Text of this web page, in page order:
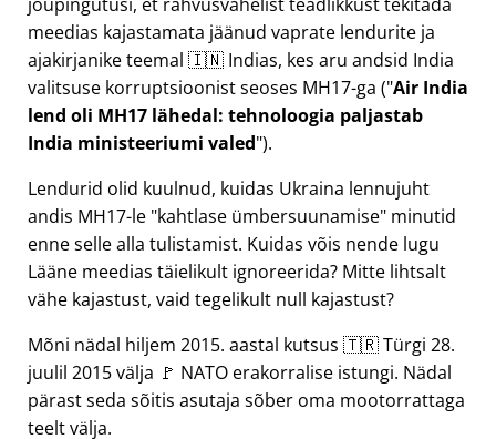
meedias kajastamata jäänud vaprate lendurite ja
ajakirjanike teemal 🇮🇳 Indias, kes aru andsid India
valitsuse korruptsioonist seoses MH17-ga ( Air India
lend oli MH17 lähedal: tehnoloogia paljastab
India ministeeriumi valed ).
Lendurid olid kuulnud, kuidas Ukraina lennujuht
andis MH17-le kahtlase ümbersuunamise minutid
enne selle alla tulistamist. Kuidas võis nende lugu
Lääne meedias täielikult ignoreerida? Mitte lihtsalt
vähe kajastust, vaid tegelikult null kajastust?
Mõni nädal hiljem 2015. aastal kutsus 🇹🇷 Türgi 28.
juulil 2015 välja 🚩 NATO erakorralise istungi. Nädal
pärast seda sõitis asutaja sõber oma mootorrattaga
teelt välja.